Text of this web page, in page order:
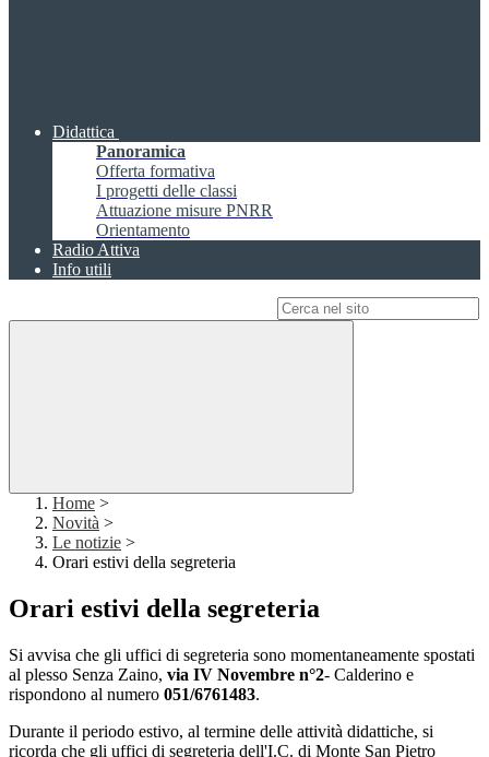
Didattica
Panoramica
Offerta formativa
I progetti delle classi
Attuazione misure PNRR
Orientamento
Radio Attiva
Info utili
Home >
Novità >
Le notizie >
Orari estivi della segreteria
Orari estivi della segreteria
Si avvisa che gli uffici di segreteria sono momentaneamente spostati
al plesso Senza Zaino, via IV Novembre n°2- Calderino e
rispondono al numero 051/6761483.
Durante il periodo estivo, al termine delle attività didattiche, si
ricorda che gli uffici di segreteria dell'I.C. di Monte San Pietro